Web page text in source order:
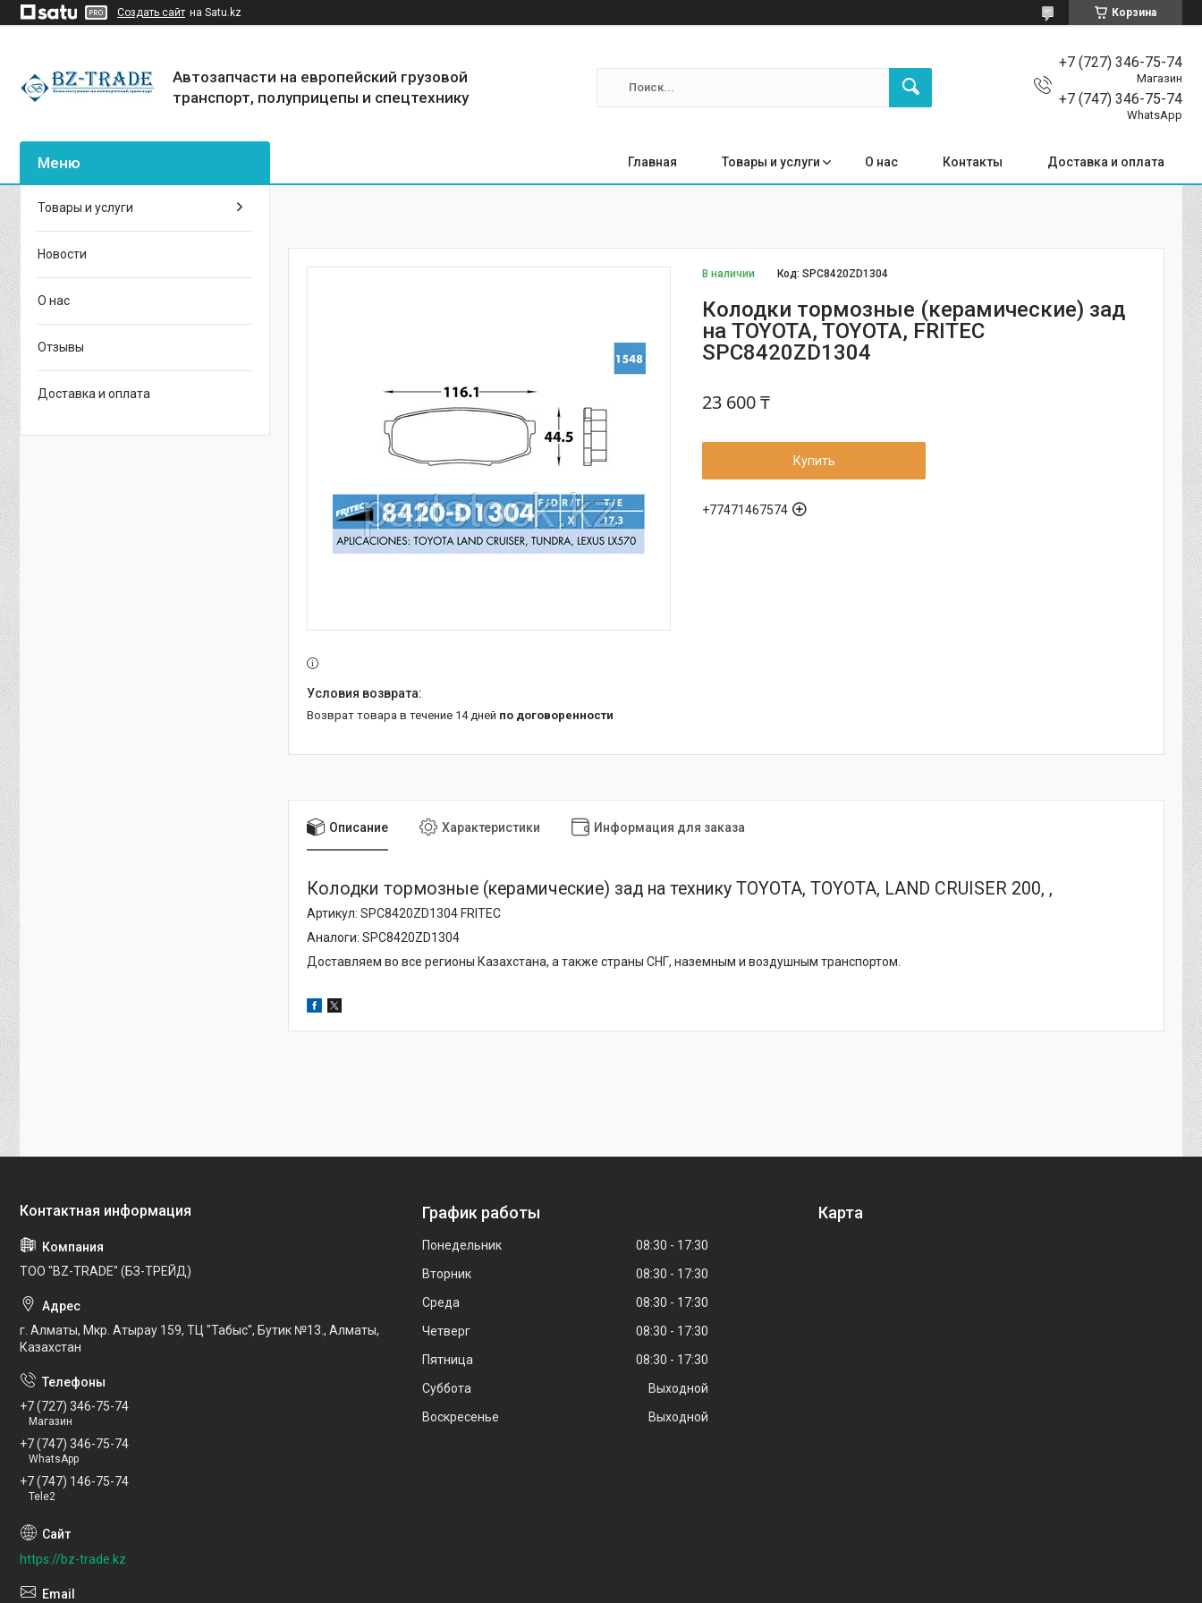
Создать сайт на Satu.kz Корзина
Автозапчасти на европейский грузовой
транспорт, полуприцепы и спецтехнику
+7 (727) 346-75-74
Магазин
+7 (747) 346-75-74
WhatsApp
Главная Товары и услуги О нас Контакты Доставка и оплата
В наличии Код:SPC8420ZD1304
Колодки тормозные (керамические) зад
на TOYOTA, TOYOTA, FRITEC
SPC8420ZD1304
23 600 ₸
Купить
+77471467574
возврат товара в течение 14 дней по договоренности
Описание Характеристики Информация для заказа
Колодки тормозные (керамические) зад на технику TOYOTA, TOYOTA, LAND CRUISER 200, ,
Артикул: SPC8420ZD1304 FRITEC
Аналоги: SPC8420ZD1304
Доставляем во все регионы Казахстана, а также страны СНГ, наземным и воздушным транспортом.
Товары и услуги
Новости
О нас
Отзывы
Доставка и оплата
ТОО "BZ-TRADE" (БЗ-ТРЕЙД)
г. Алматы, Мкр. Атырау 159, ТЦ "Табыс", Бутик №13., Алматы,
Казахстан
+7 (727) 346-75-74
Магазин
+7 (747) 346-75-74
WhatsApp
+7 (747) 146-75-74
Tele2
https://bz-trade.kz
График работы
Понедельник 08:30
17:30
Вторник
08:30
17:30
Среда
08:30
17:30
Четверг
08:30
17:30
Пятница
08:30
17:30
Суббота
Выходной
Воскресенье
Выходной
Карта